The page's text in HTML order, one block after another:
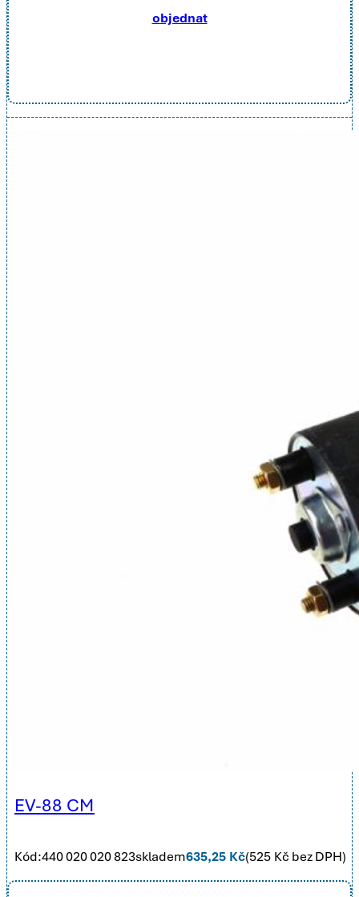
objednat
EV-88 CM
Kód:440 020 020 823skladem635,25 Kč(525 Kč bez DPH)